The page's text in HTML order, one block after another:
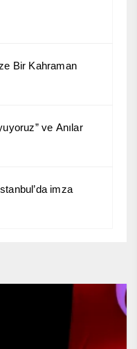
Bir Kahraman
ve Anılar
imza